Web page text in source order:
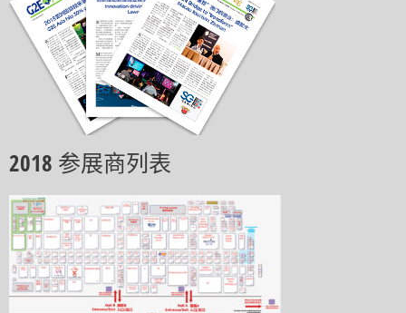
2018 参展商列表